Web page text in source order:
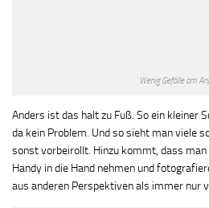
Wenig Gefälle am
Anders ist das halt zu Fuß. So ein kleiner
da kein Problem. Und so sieht man viele
sonst vorbeirollt. Hinzu kommt, dass man
Handy in die Hand nehmen und
aus anderen Perspektiven als immer nur